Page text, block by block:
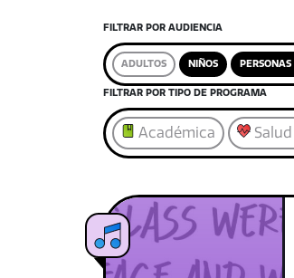
FILTRAR POR AUDIENCIA
ADULTOS NIÑOS
FILTRAR POR TIPO DE PROGRAMA
Académica